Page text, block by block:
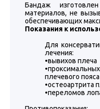
Бандаж
материалов, не
обеспечивающих
Показания к
Для
лечения:
•вывихов плеча
плечевого пояса
•остеоартрита
•переломов